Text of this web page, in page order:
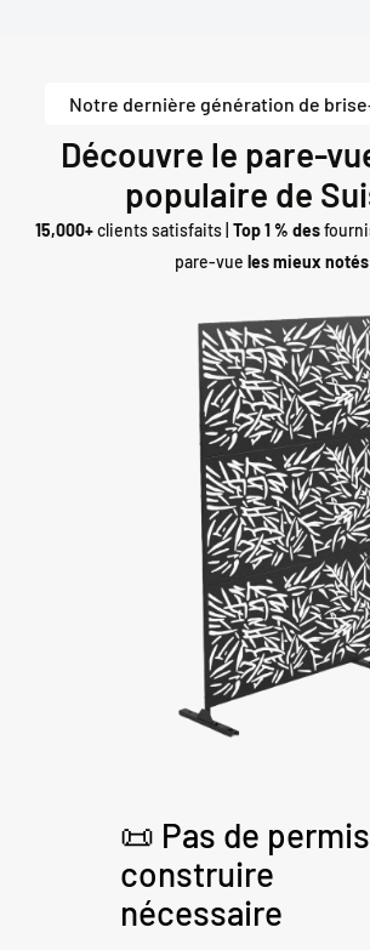
Notre dernière génération de
Découvre le pare-
populaire de
15,000+clients satisfaits | Top 1 % des
pare-vue les mieux notés
📜 Pas de
construire
nécessaire